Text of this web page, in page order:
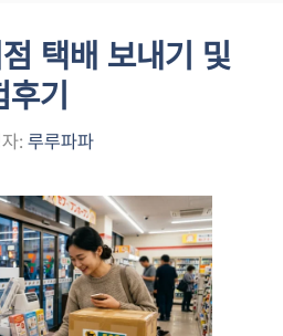
택배 보내기 및
기
: 루루파파